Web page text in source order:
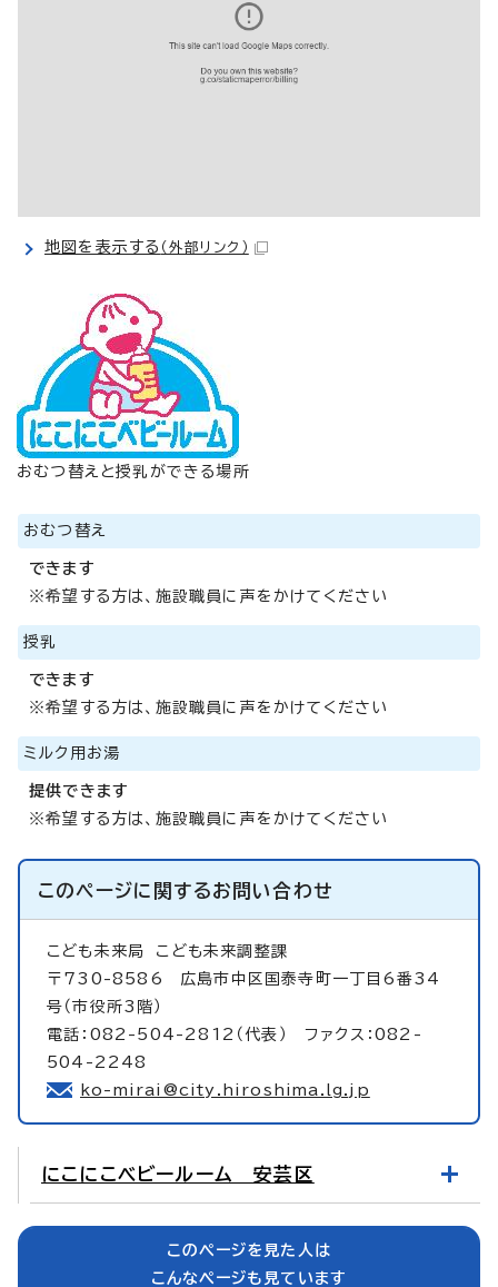
地図を表示する （外部リンク）
おむつ替えと授乳ができる場所
おむつ替え
できます
※希望する方は、施設職員に声をかけてください
授乳
できます
※希望する方は、施設職員に声をかけてください
ミルク用お湯
提供できます
※希望する方は、施設職員に声をかけてください
このページに関するお問い合わせ
こども未来局 こども未来調整課
〒730-8586 広島市中区国泰寺町一丁目6番34
号（市役所3階）
電話：082-504-2812（代表） ファクス：082-
504-2248
ko-mirai@city.hiroshima.lg.jp
にこにこベビールーム 安芸区
このページを見た人は
こんなページも見ています